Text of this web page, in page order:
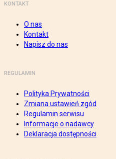
KONTAKT
O nas
Kontakt
Napisz do nas
REGULAMIN
Polityka Prywatności
Zmiana ustawień zgód
Regulamin serwisu
Informacje o nadawcy
Deklaracja dostępności